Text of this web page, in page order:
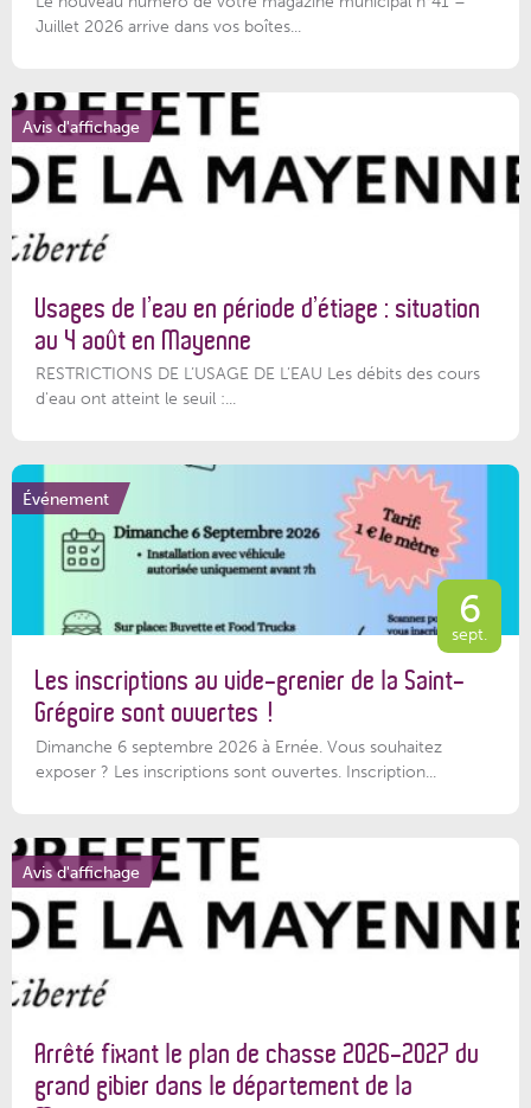
Juillet 2026 arrive dans vos boîtes...
Avis d'affichage
Usages de l’eau en période d’étiage : situation
au 4 août en Mayenne
RESTRICTIONS DE L’USAGE DE L’EAU Les débits des cours
d'eau ont atteint le seuil :...
Événement
6
sept.
Les inscriptions au vide-grenier de la Saint-
Grégoire sont ouvertes !
Dimanche 6 septembre 2026 à Ernée. Vous souhaitez
exposer ? Les inscriptions sont ouvertes. Inscription...
Avis d'affichage
Arrêté fixant le plan de chasse 2026-2027 du
grand gibier dans le département de la